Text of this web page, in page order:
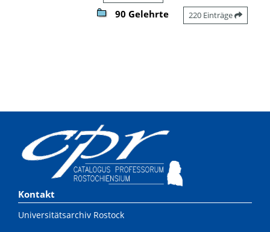
90 Gelehrte 220 Einträge
Kontakt
Universitätsarchiv Rostock